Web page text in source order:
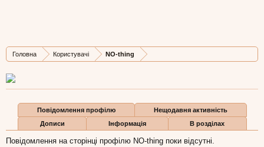
Головна Користувачі NO-thing
Дописів
0
Карма
0
Бали
0
Повідомлення профілю
Нещодавня активність
Дописи
Інформація В розділах
Повідомлення на сторінці профілю NO-thing поки відсутні.